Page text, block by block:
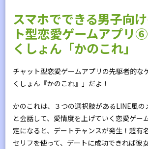
スマホでできる男子向
ト型恋愛ゲームアプリ
くしょん「かのこれ」
チャット型恋愛ゲームアプリの先駆者的な
くしょん『かのこれ』」だよ！
かのこれは、３つの選択肢があるLINE風
と会話して、愛情度を上げていく恋愛ゲー
定になると、デートチャンスが発生！超有
セリフを使って、デートに成功できれば彼